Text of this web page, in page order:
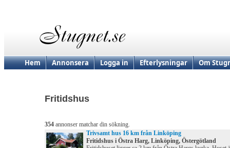
Hem Annonsera Logga in Efterlysningar Om
Fritidshus
354 annonser matchar din sökning.
Trivsamt hus 16 km från Linköping
Fritidshus i Östra Harg, Linköping, Östergötland